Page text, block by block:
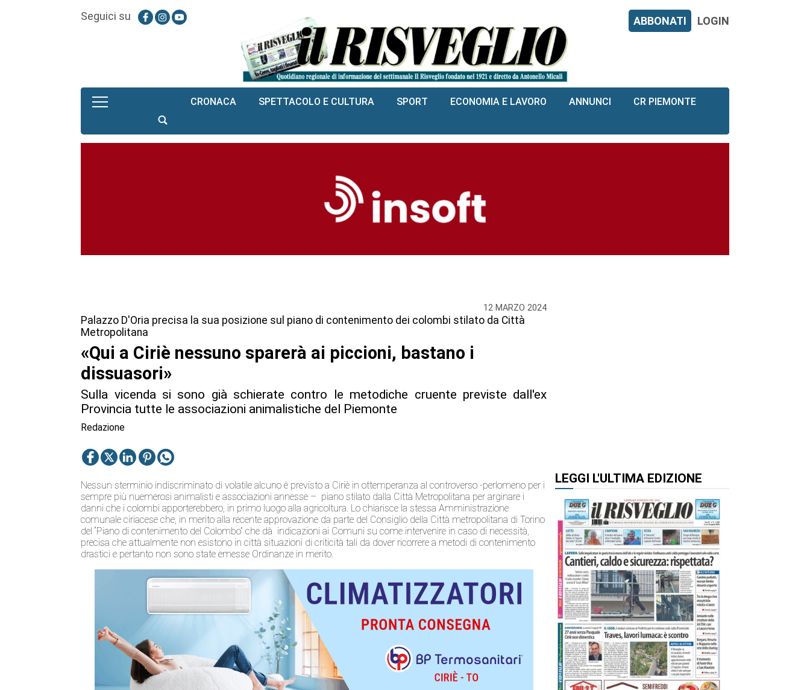
Seguici su ABBONATI LOGIN
CRONACA SPETTACOLO E CULTURA SPORT ECONOMIA E LAVORO ANNUNCI CR PIEMONTE
12 MARZO 2024
Palazzo D'Oria precisa la sua posizione sul piano di contenimento dei colombi stilato da Città
Metropolitana
«Qui a Ciriè nessuno sparerà ai piccioni, bastano i
dissuasori»
Sulla vicenda si sono già schierate contro le metodiche cruente previste dall'ex
Provincia tutte le associazioni animalistiche del Piemonte
Redazione
Nessun sterminio indiscriminato di volatile alcuno è previsto a Ciriè in ottemperanza al controverso -perlomeno per i
sempre più nuemerosi animalisti e associazioni annesse – piano stilato dalla Città Metropolitana per arginare i
danni che i colombi apporterebbero, in primo luogo alla agricoltura. Lo chiarisce la stessa Amministrazione
comunale ciriacese che, in merito alla recente approvazione da parte del Consiglio della Città metropolitana di Torino
del “Piano di contenimento del Colombo” che dà indicazioni ai Comuni su come intervenire in caso di necessità,
precisa che attualmente non esistono in città situazioni di criticità tali da dover ricorrere a metodi di contenimento
drastici e pertanto non sono state emesse Ordinanze in merito.
LEGGI L'ULTIMA EDIZIONE